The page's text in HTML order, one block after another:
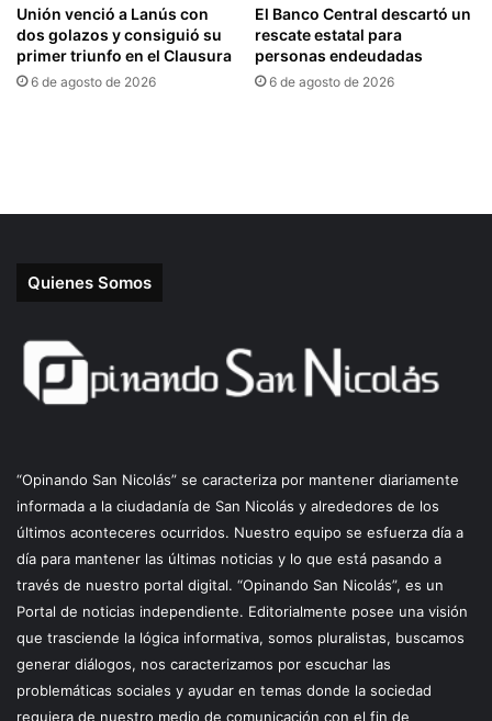
Quienes Somos
“Opinando San Nicolás” se caracteriza por mantener diariamente
informada a la ciudadanía de San Nicolás y alrededores de los
últimos aconteceres ocurridos. Nuestro equipo se esfuerza día a
día para mantener las últimas noticias y lo que está pasando a
través de nuestro portal digital. “Opinando San Nicolás”, es un
Portal de noticias independiente. Editorialmente posee una visión
que trasciende la lógica informativa, somos pluralistas, buscamos
generar diálogos, nos caracterizamos por escuchar las
problemáticas sociales y ayudar en temas donde la sociedad
requiera de nuestro medio de comunicación con el fin de